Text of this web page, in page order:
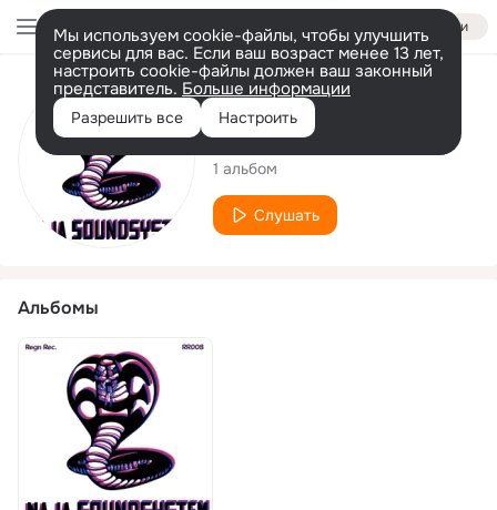
Войти
Мы используем cookie-файлы, чтобы улучшить
сервисы для вас. Если ваш возраст менее 13 лет,
настроить cookie-файлы должен ваш законный
представитель. Больше информации
Разрешить все Настроить
Исполнитель
Naja Soundsystem
1 альбом
Слушать
Альбомы